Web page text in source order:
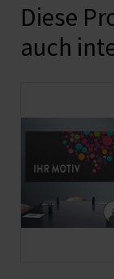
Diese
auch